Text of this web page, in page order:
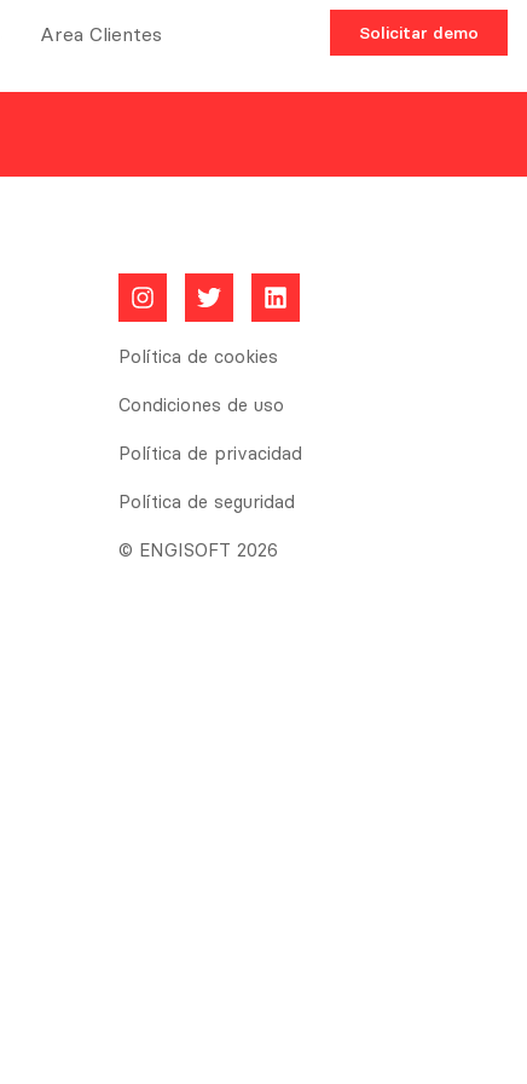
Area Clientes Solicitar demo
Política de cookies
Condiciones de uso
Política de privacidad
Política de seguridad
© ENGISOFT 2026